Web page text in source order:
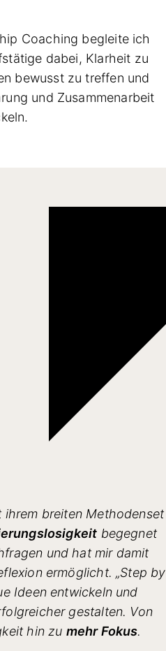
Coaching begleite ich
dabei, Klarheit zu
bewusst zu treffen und
und Zusammenarbeit
ihrem breiten Methodenset
begegnet
und hat mir damit
ermöglicht. „Step by
Ideen entwickeln und
gestalten. Von
hin zu mehr Fokus.